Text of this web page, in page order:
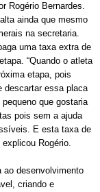
Rogério Bernardes.
ainda que mesmo
na secretaria.
uma taxa extra de
“Quando o atleta
etapa, pois
descartar essa placa
que gostaria
pois sem a ajuda
E esta taxa de
Rogério.
ao desenvolvimento
criando e